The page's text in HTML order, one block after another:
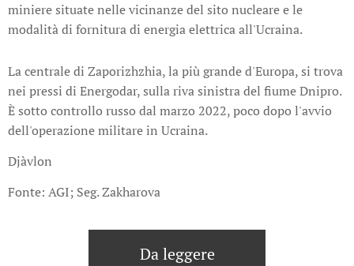
miniere situate nelle vicinanze del sito nucleare e le
modalità di fornitura di energia elettrica all'Ucraina.
La centrale di Zaporizhzhia, la più grande d'Europa, si trova
nei pressi di Energodar, sulla riva sinistra del fiume Dnipro.
È sotto controllo russo dal marzo 2022, poco dopo l'avvio
dell'operazione militare in Ucraina.
Djàvlon
Fonte: AGI; Seg. Zakharova
Da leggere